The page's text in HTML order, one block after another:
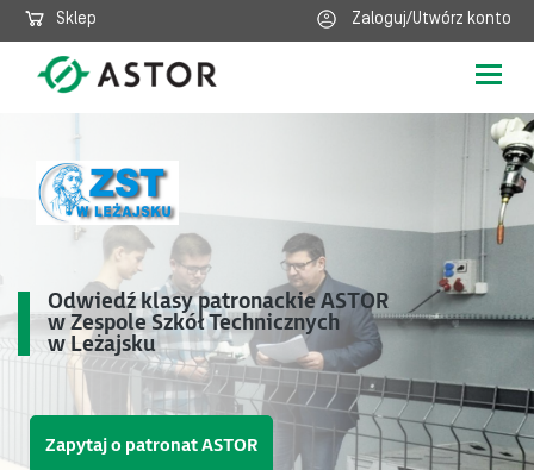
Sklep Zaloguj/Utwórz konto
Odwiedź klasy patronackie ASTOR
w Zespole Szkół Technicznych
w Leżajsku
Zapytaj o patronat ASTOR